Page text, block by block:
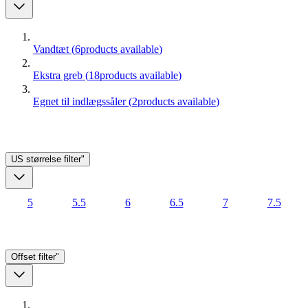
Vandtæt (6products available)
Ekstra greb (18products available)
Egnet til indlægssåler (2products available)
US størrelse filter"
5 5.5 6 6.5 7 7.5
Offset filter"